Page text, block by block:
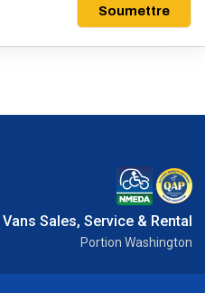
Soumettre
Sales, Service & Rental
Portion Washington